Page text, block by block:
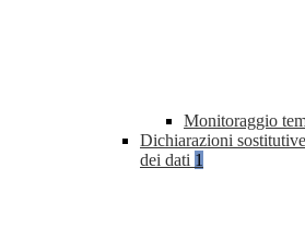
Monitoraggio
Dichiarazioni
dei dati 1